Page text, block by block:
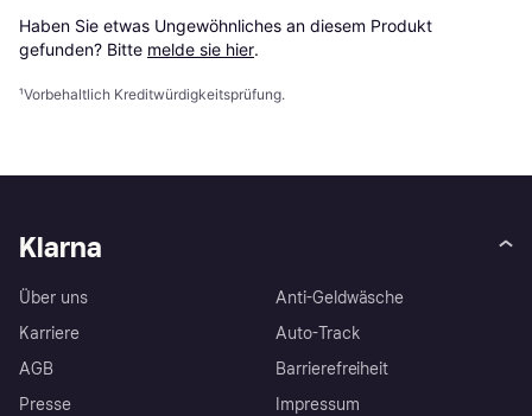
Haben Sie etwas Ungewöhnliches an diesem Produkt
gefunden? Bitte melde sie hier.
¹Vorbehaltlich Kreditwürdigkeitsprüfung.
Klarna
Über uns
Karriere
AGB
Presse
Anti-Geldwäsche
Auto-Track
Barrierefreiheit
Impressum